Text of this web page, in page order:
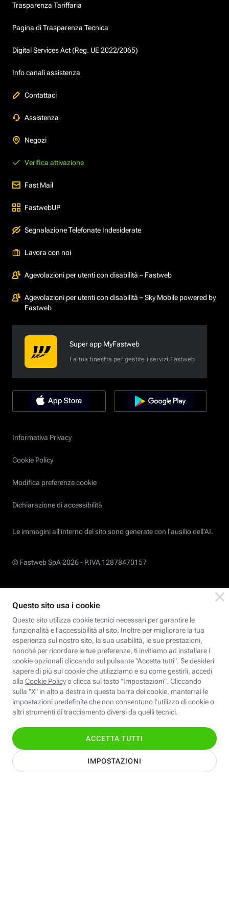
Trasparenza Tariffaria
Pagina di Trasparenza Tecnica
Digital Services Act (Reg. UE 2022/2065)
Info canali assistenza
Contattaci
Assistenza
Negozi
Verifica attivazione
Fast Mail
FastwebUP
Segnalazione Telefonate Indesiderate
Lavora con noi
Agevolazioni per utenti con disabilità – Fastweb
Agevolazioni per utenti con disabilità – Sky Mobile powered by
Fastweb
Super app MyFastweb
La tua finestra per gestire i servizi Fastweb
Informativa Privacy
Cookie Policy
Modifica preferenze cookie
Dichiarazione di accessibilità
Le immagini all’interno del sito sono generate con l'ausilio dell'AI.
© Fastweb SpA 2026 - P.IVA 12878470157